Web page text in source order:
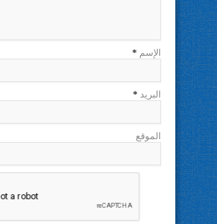
الإسم *
البريد *
الموقع